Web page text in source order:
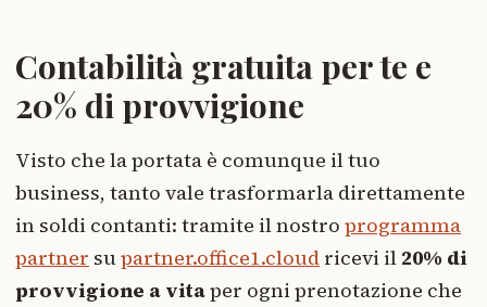
Contabilità gratuita per te e
20% di provvigione
Visto che la portata è comunque il tuo
business, tanto vale trasformarla direttamente
in soldi contanti: tramite il nostro programma
partner supartner.office1.cloud ricevi il 20% di
provvigione a vitaper ogni prenotazione che